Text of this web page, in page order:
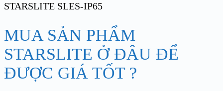
MUA SẢN PHẨM
STARSLITE Ở ĐÂU ĐỂ
ĐƯỢC GIÁ TỐT ?